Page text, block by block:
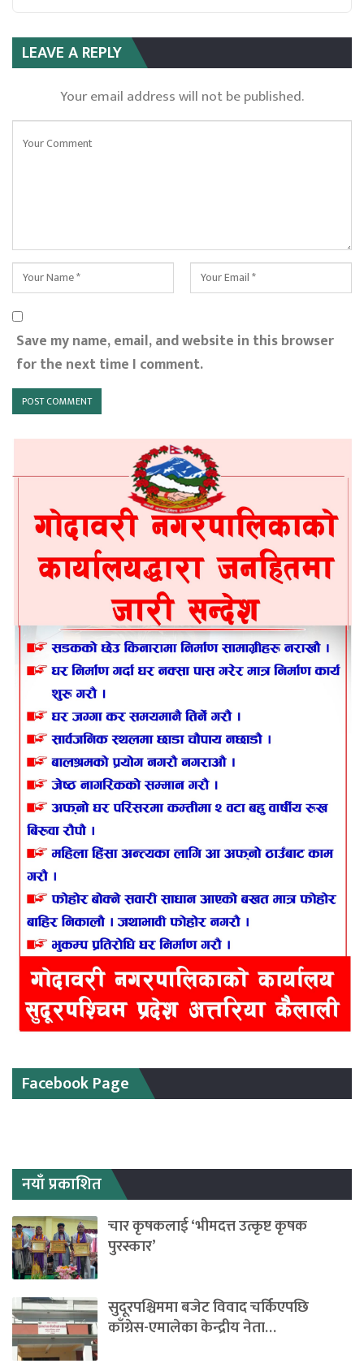
LEAVE A REPLY
Your email address will not be published.
Save my name, email, and website in this browser
for the next time I comment.
Facebook Page
नयाँ प्रकाशित
चार कृषकलाई ‘भीमदत्त उत्कृष्ट कृषक
पुरस्कार’
सुदूरपश्चिममा बजेट विवाद चर्किएपछि
काँग्रेस-एमालेका केन्द्रीय नेता…